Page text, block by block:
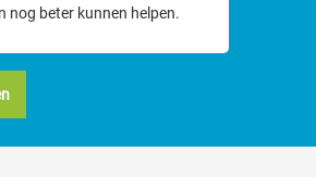
nog beter kunnen helpen.